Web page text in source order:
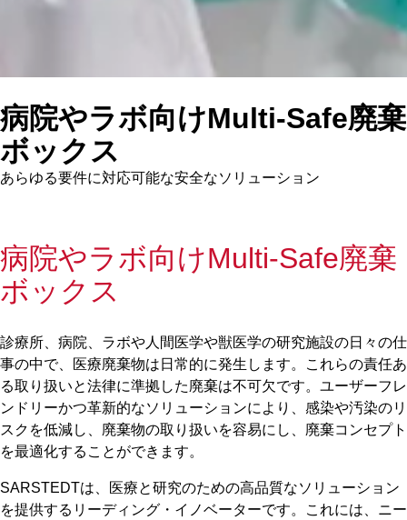
病院やラボ向けMulti-Safe廃棄
ボックス
あらゆる要件に対応可能な安全なソリューション
病院やラボ向けMulti-Safe廃棄
ボックス
診療所、病院、ラボや人間医学や獣医学の研究施設の日々の仕
事の中で、医療廃棄物は日常的に発生します。これらの責任あ
る取り扱いと法律に準拠した廃棄は不可欠です。ユーザーフレ
ンドリーかつ革新的なソリューションにより、感染や汚染のリ
スクを低減し、廃棄物の取り扱いを容易にし、廃棄コンセプト
を最適化することができます。
SARSTEDTは、医療と研究のための高品質なソリューション
を提供するリーディング・イノベーターです。これには、ニー